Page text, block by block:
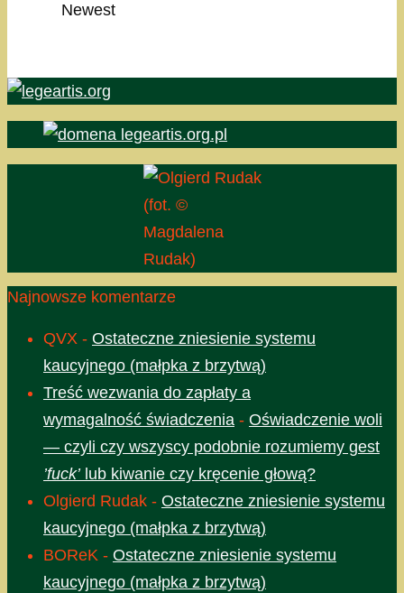
Newest
(fot. ©
Magdalena
Rudak)
Najnowsze komentarze
QVX - Ostateczne zniesienie systemu
kaucyjnego (małpka z brzytwą)
Treść wezwania do zapłaty a
wymagalność świadczenia - Oświadczenie woli
— czyli czy wszyscy podobnie rozumiemy gest
’fuck’lub kiwanie czy kręcenie głową?
Olgierd Rudak - Ostateczne zniesienie systemu
kaucyjnego (małpka z brzytwą)
BOReK - Ostateczne zniesienie systemu
kaucyjnego (małpka z brzytwą)